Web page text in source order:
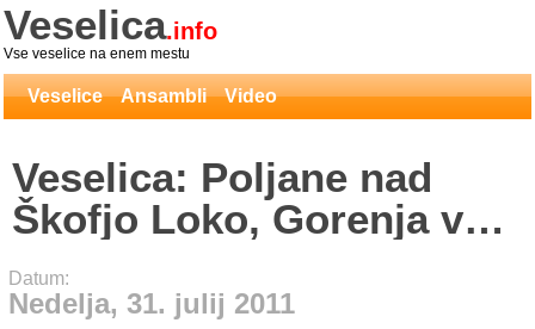
Veselica.info
Vse veselice na enem mestu
Veselice Ansambli Video
Veselica: Poljane nad
Škofjo Loko, Gorenja vas
- Ansambel Pogum,
Manca Špik
Datum:
Nedelja, 31. julij 2011